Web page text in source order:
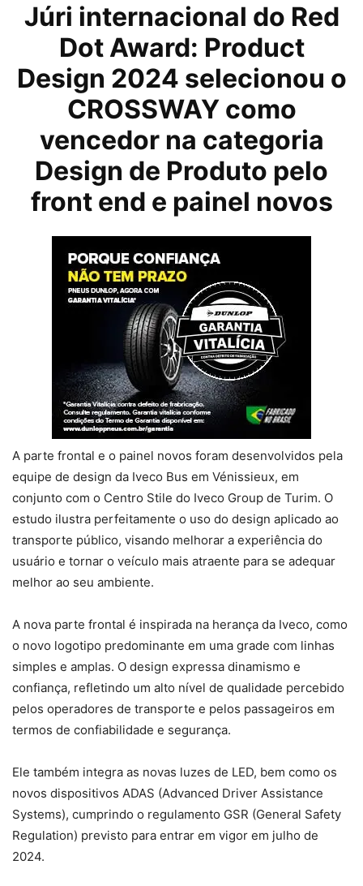
Júri internacional do Red
Dot Award: Product
Design 2024 selecionou o
CROSSWAY como
vencedor na categoria
Design de Produto pelo
front end e painel novos
A parte frontal e o painel novos foram desenvolvidos pela
equipe de design da Iveco Bus em Vénissieux, em
conjunto com o Centro Stile do Iveco Group de Turim. O
estudo ilustra perfeitamente o uso do design aplicado ao
transporte público, visando melhorar a experiência do
usuário e tornar o veículo mais atraente para se adequar
melhor ao seu ambiente.
A nova parte frontal é inspirada na herança da Iveco, como
o novo logotipo predominante em uma grade com linhas
simples e amplas. O design expressa dinamismo e
confiança, refletindo um alto nível de qualidade percebido
pelos operadores de transporte e pelos passageiros em
termos de confiabilidade e segurança.
Ele também integra as novas luzes de LED, bem como os
novos dispositivos ADAS (Advanced Driver Assistance
Systems), cumprindo o regulamento GSR (General Safety
Regulation) previsto para entrar em vigor em julho de
2024.